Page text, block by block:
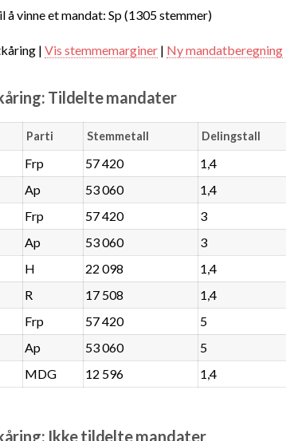
vinne et mandat: Sp (1305 stemmer)
| Vis stemmemarginer | Ny mandatberegning
Tildelte mandater
Parti Stemmetall Delingstall
Frp 57 420 1,4
Ap 53 060 1,4
Frp 57 420 3
Ap 53 060 3
H 22 098 1,4
R 17 508 1,4
Frp 57 420 5
Ap 53 060 5
MDG 12 596 1,4
Ikke tildelte mandater